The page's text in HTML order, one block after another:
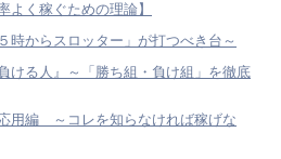
よく稼ぐための理論】
時からスロッター」が打つべき台～
ける人』～「勝ち組・負け組」を徹底
用編 ～コレを知らなければ稼げな